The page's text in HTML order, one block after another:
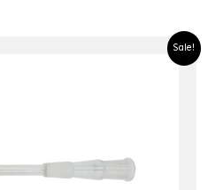
Sale!